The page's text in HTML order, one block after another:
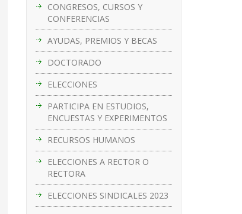
CONGRESOS, CURSOS Y
CONFERENCIAS
AYUDAS, PREMIOS Y BECAS
DOCTORADO
ELECCIONES
PARTICIPA EN ESTUDIOS,
ENCUESTAS Y EXPERIMENTOS
RECURSOS HUMANOS
ELECCIONES A RECTOR O
RECTORA
ELECCIONES SINDICALES 2023